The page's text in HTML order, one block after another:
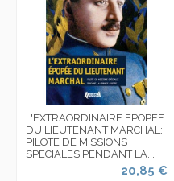
L'EXTRAORDINAIRE EPOPEE
DU LIEUTENANT MARCHAL:
PILOTE DE MISSIONS
SPECIALES PENDANT LA...
20,85 €